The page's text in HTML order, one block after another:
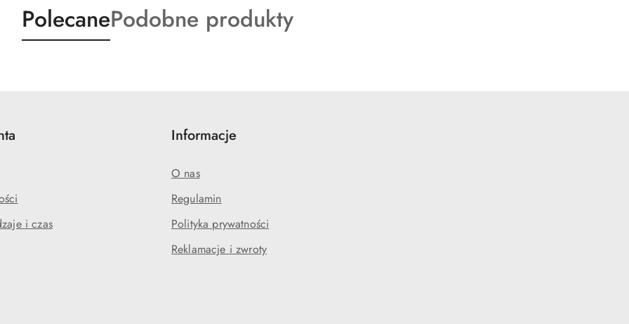
Produkty
o
PolecaneProdukty
o
Podobne produkty
i czas
Informacje
O nas
Regulamin
Polityka prywatności
Reklamacje i zwroty